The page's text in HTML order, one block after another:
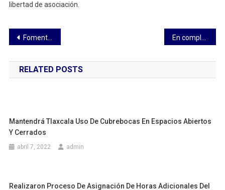
libertad de asociación.
Navegación
de
entradas
Fomentan cultura de la legalidad en la comunidad estudiantil de UIEPA En completo orden se realiza simulacro en el Congreso del Estado
RELATED POSTS
Mantendrá Tlaxcala Uso De Cubrebocas En Espacios Abiertos
Y Cerrados
abril 7, 2022 admin
Realizaron Proceso De Asignación De Horas Adicionales Del